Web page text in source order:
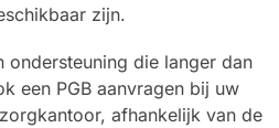
zijn.
die langer dan
een PGB aanvragen bij uw
afhankelijk van de